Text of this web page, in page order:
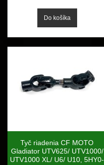
Tyč riadenia CF MOTO
Gladiator UTV625/ UTV1000/
UTV1000 XL/ U6/ U10, 5HY0-